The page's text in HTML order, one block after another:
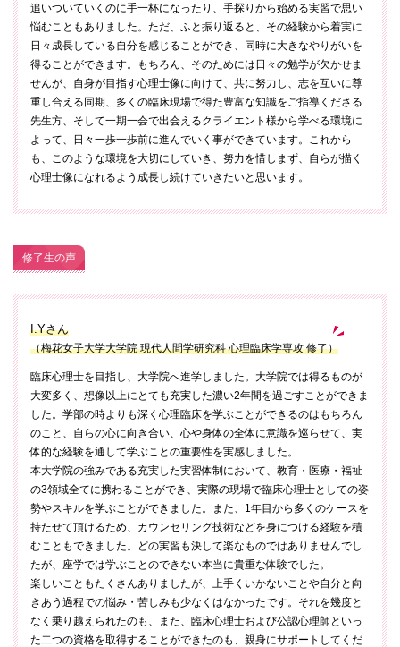
追いついていくのに手一杯になったり、手探りから始める実習で思い
悩むこともありました。ただ、ふと振り返ると、その経験から着実に
日々成長している自分を感じることができ、同時に大きなやりがいを
得ることができます。もちろん、そのためには日々の勉学が欠かせま
せんが、自身が目指す心理士像に向けて、共に努力し、志を互いに尊
重し合える同期、多くの臨床現場で得た豊富な知識をご指導くださる
先生方、そして一期一会で出会えるクライエント様から学べる環境に
よって、日々一歩一歩前に進んでいく事ができています。これから
も、このような環境を大切にしていき、努力を惜しまず、自らが描く
心理士像になれるよう成長し続けていきたいと思います。
修了生の声
I.Yさん
（梅花女子大学大学院 現代人間学研究科 心理臨床学専攻 修了）
臨床心理士を目指し、大学院へ進学しました。大学院では得るものが
大変多く、想像以上にとても充実した濃い2年間を過ごすことができま
した。学部の時よりも深く心理臨床を学ぶことができるのはもちろん
のこと、自らの心に向き合い、心や身体の全体に意識を巡らせて、実
体的な経験を通して学ぶことの重要性を実感しました。
本大学院の強みである充実した実習体制において、教育・医療・福祉
の3領域全てに携わることができ、実際の現場で臨床心理士としての姿
勢やスキルを学ぶことができました。また、1年目から多くのケースを
持たせて頂けるため、カウンセリング技術などを身につける経験を積
むこともできました。どの実習も決して楽なものではありませんでし
たが、座学では学ぶことのできない本当に貴重な体験でした。
楽しいこともたくさんありましたが、上手くいかないことや自分と向
きあう過程での悩み・苦しみも少なくはなかったです。それを幾度と
なく乗り越えられたのも、また、臨床心理士および公認心理師といっ
た二つの資格を取得することができたのも、親身にサポートしてくだ